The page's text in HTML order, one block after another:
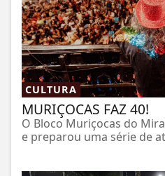
CULTURA
MURIÇOCAS FAZ 40!
O Bloco Muriçocas do
e preparou uma série de